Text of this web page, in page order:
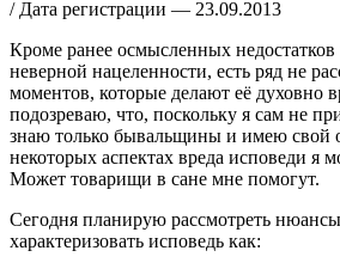
/ Дата регистрации — 23.09.2013
Кроме ранее осмысленных недостатков
неверной нацеленности, есть ряд не
моментов, которые делают её духовно
подозреваю, что, поскольку я сам не
знаю только бывальщины и имею свой
некоторых аспектах вреда исповеди я
Может товарищи в сане мне помогут.
Сегодня планирую рассмотреть
характеризовать исповедь как: